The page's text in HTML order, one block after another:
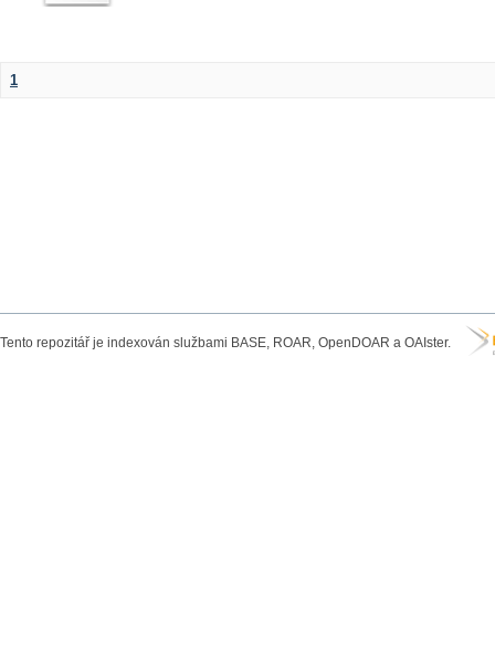
1
Tento repozitář je indexován službami BASE, ROAR, OpenDOAR a OAIster.